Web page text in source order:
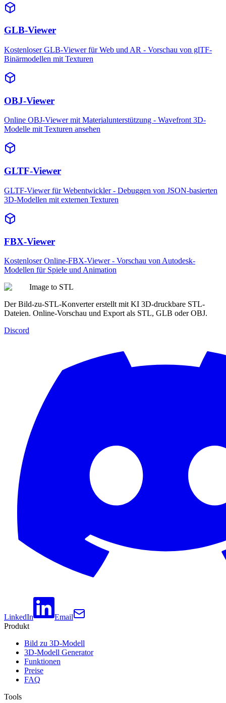
GLB-Viewer
Kostenloser GLB-Viewer für Web und AR - Vorschau von glTF-
Binärmodellen mit Texturen
OBJ-Viewer
Online OBJ-Viewer mit Materialunterstützung - Wavefront 3D-
Modelle mit Texturen ansehen
GLTF-Viewer
GLTF-Viewer für Webentwickler - Debuggen von JSON-basierten
3D-Modellen mit externen Texturen
FBX-Viewer
Kostenloser Online-FBX-Viewer - Vorschau von Autodesk-
Modellen für Spiele und Animation
Image to STL
Der Bild-zu-STL-Konverter erstellt mit KI 3D-druckbare STL-
Dateien. Online-Vorschau und Export als STL, GLB oder OBJ.
Discord
LinkedIn
Email
Produkt
Bild zu 3D-Modell
3D-Modell Generator
Funktionen
Preise
FAQ
Tools